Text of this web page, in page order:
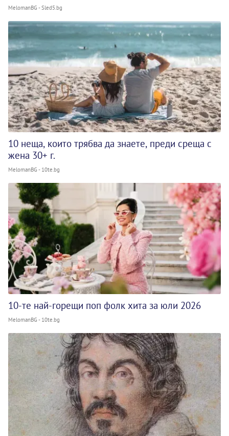
MelomanBG - Sled5.bg
10 неща, които трябва да знаете, преди среща с
жена 30+ г.
MelomanBG - 10te.bg
10-те най-горещи поп фолк хита за юли 2026
MelomanBG - 10te.bg